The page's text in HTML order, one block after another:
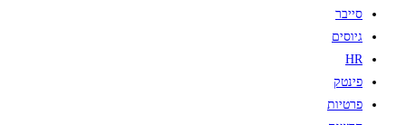
סייבר
גיוסים
HR
פינטק
פרטיות